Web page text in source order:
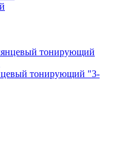
тонирующий "3-